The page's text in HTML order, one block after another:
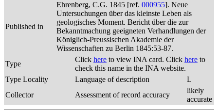
Published in
Ehrenberg, C.G. 1845 [ref. 000955]. Neue
Untersuchungen über das kleinste Leben als
geologisches Moment. Bericht über die zur
Bekanntmachung geeigneten Verhandlungen der
Königlich-Preussischen Akademie der
Wissenschaften zu Berlin 1845:53-87.
Type
Click here to view INA card. Click here to
check this name in the INA website.
Type Locality
Language of description
L
Collector
Assessment of record accuracy
likely
accurate